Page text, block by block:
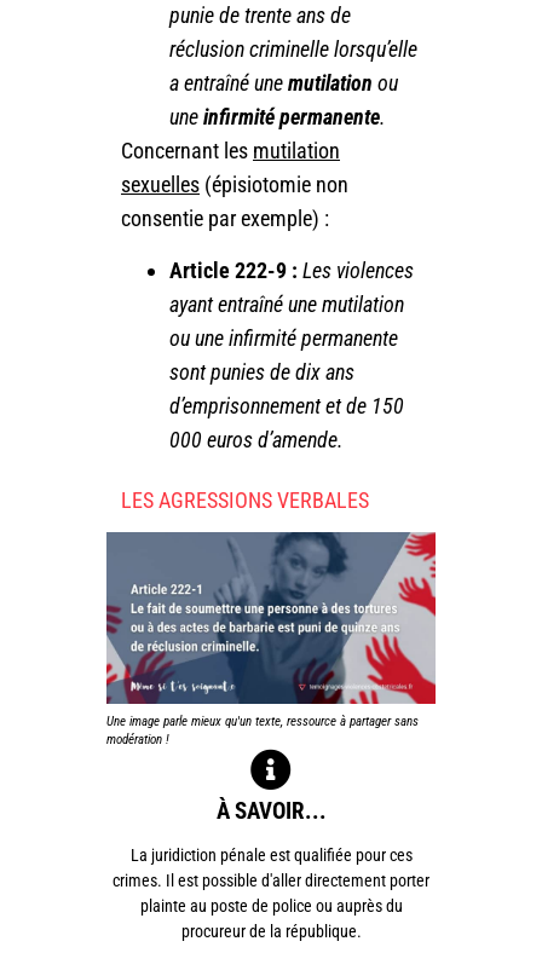
punie de trente ans de
réclusion criminelle lorsqu’elle
a entraîné unemutilation ou
uneinfirmité permanente.
Concernant les mutilation
sexuelles (épisiotomie non
consentie par exemple) :
Article 222-9 : Les violences
ayant entraîné une mutilation
ou une infirmité permanente
sont punies de dix ans
d’emprisonnement et de 150
000 euros d’amende.
LES AGRESSIONS VERBALES
Une image parle mieux qu'un texte, ressource à partager sans
modération !
À SAVOIR...
La juridiction pénale est qualifiée pour ces
crimes. Il est possible d'aller directement porter
plainte au poste de police ou auprès du
procureur de la république.